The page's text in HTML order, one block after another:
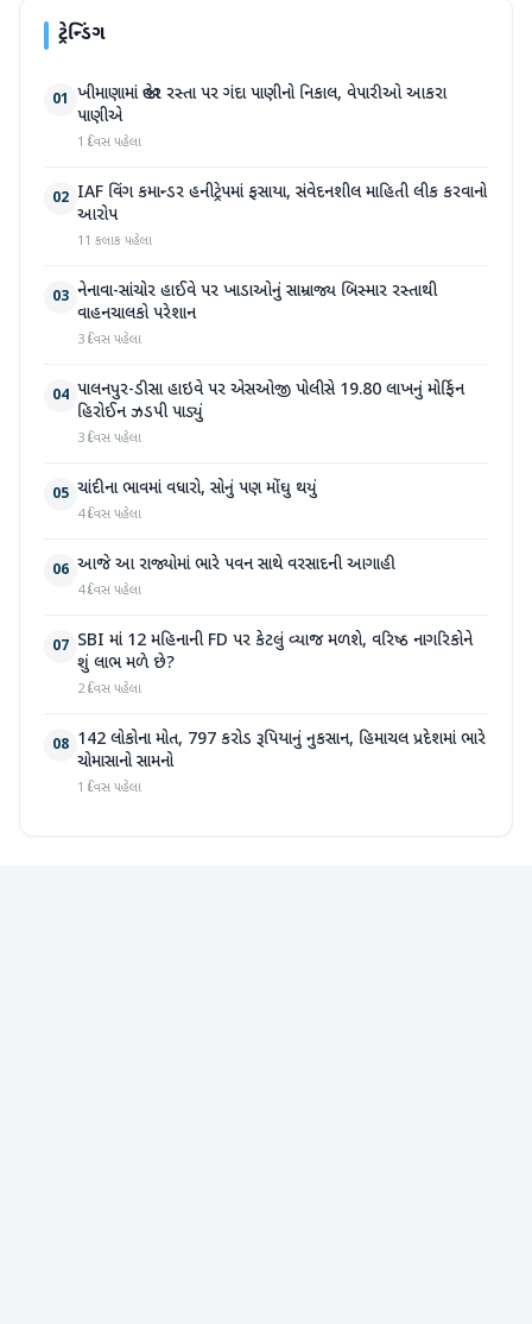
ટ્રેન્ડિંગ
01 ખીમાણામાં જાહેર રસ્તા પર ગંદા પાણીનો નિકાલ, વેપારીઓ આકરા
પાણીએ
1 દિવસ પહેલા
02 IAF વિંગ કમાન્ડર હનીટ્રેપમાં ફસાયા, સંવેદનશીલ માહિતી લીક કરવાનો
આરોપ
11 કલાક પહેલા
03 નેનાવા-સાંચોર હાઈવે પર ખાડાઓનું સામ્રાજ્ય બિસ્માર રસ્તાથી
વાહનચાલકો પરેશાન
3 દિવસ પહેલા
04 પાલનપુર-ડીસા હાઇવે પર એસઓજી પોલીસે 19.80 લાખનું મોર્ફિન
હિરોઈન ઝડપી પાડ્યું
3 દિવસ પહેલા
05 ચાંદીના ભાવમાં વધારો, સોનું પણ મોંઘુ થયું
4 દિવસ પહેલા
06 આજે આ રાજ્યોમાં ભારે પવન સાથે વરસાદની આગાહી
4 દિવસ પહેલા
07 SBI માં 12 મહિનાની FD પર કેટલું વ્યાજ મળશે, વરિષ્ઠ નાગરિકોને
શું લાભ મળે છે?
2 દિવસ પહેલા
08 142 લોકોના મોત, 797 કરોડ રૂપિયાનું નુકસાન, હિમાચલ પ્રદેશમાં ભારે
ચોમાસાનો સામનો
1 દિવસ પહેલા